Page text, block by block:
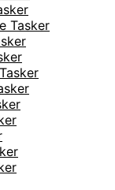
Tasker